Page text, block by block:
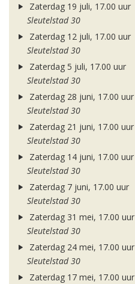
Zaterdag 19 juli, 17.00 uur
Sleutelstad 30
Zaterdag 12 juli, 17.00 uur
Sleutelstad 30
Zaterdag 5 juli, 17.00 uur
Sleutelstad 30
Zaterdag 28 juni, 17.00 uur
Sleutelstad 30
Zaterdag 21 juni, 17.00 uur
Sleutelstad 30
Zaterdag 14 juni, 17.00 uur
Sleutelstad 30
Zaterdag 7 juni, 17.00 uur
Sleutelstad 30
Zaterdag 31 mei, 17.00 uur
Sleutelstad 30
Zaterdag 24 mei, 17.00 uur
Sleutelstad 30
Zaterdag 17 mei, 17.00 uur